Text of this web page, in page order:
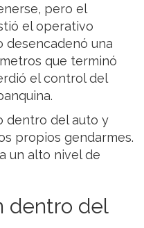
pero el
el operativo
desencadenó una
que terminó
el control del
dentro del auto y
propios gendarmes.
un alto nivel de
dentro del